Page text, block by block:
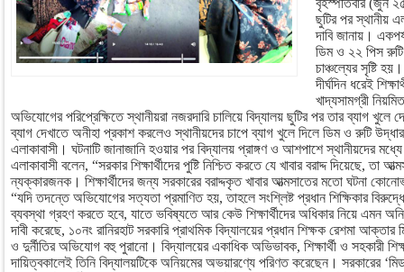
বৃহস্পতিবার (জুন
ছুটির পর স্থানীয়
দাবি জানায়।
ডিম ও ২২ পিস রুটি
চাঞ্চল্যের সৃষ্টি
দীর্ঘদিন ধরেই
খাদ্যসামগ্রী
অভিযোগের পরিপ্রেক্ষিতে স্থানীয়রা নজরদারি চালিয়ে বিদ্যালয় ছুটির পর তার ব্যাগ
ব্যাগ দেখাতে অনীহা প্রকাশ করলেও স্থানীয়দের চাপে ব্যাগ খুলে দিলে ডিম ও রুটি
এলাকাবাসী। ঘটনাটি জানাজানি হওয়ার পর বিদ্যালয় প্রাঙ্গণ ও আশপাশে স্থানীয়দের
এলাকাবাসী বলেন, “সরকার শিক্ষার্থীদের পুষ্টি নিশ্চিত করতে যে খাবার বরাদ্দ দিয়েছে,
ন্যক্কারজনক। শিক্ষার্থীদের জন্য সরকারের বরাদ্দকৃত খাবার আত্মসাতের মতো ঘটনা
“যদি তদন্তে অভিযোগের সত্যতা প্রমাণিত হয়, তাহলে সংশ্লিষ্ট প্রধান শিক্ষিকার
ব্যবস্থা গ্রহণ করতে হবে, যাতে ভবিষ্যতে আর কেউ শিক্ষার্থীদের অধিকার নিয়ে এমন
দাবী করেছে, ১০নং রানিরহাট সরকারি প্রাথমিক বিদ্যালয়ের প্রধান শিক্ষক রেশমা আক্তার
ও দুর্নীতির অভিযোগ বহু পুরানো। বিদ্যালয়ের একাধিক অভিভাবক, শিক্ষার্থী ও সহকারী
দায়িত্বকালেই তিনি বিদ্যালয়টিকে অনিয়মের অভয়ারণ্যে পরিণত করেছেন। সরকারের